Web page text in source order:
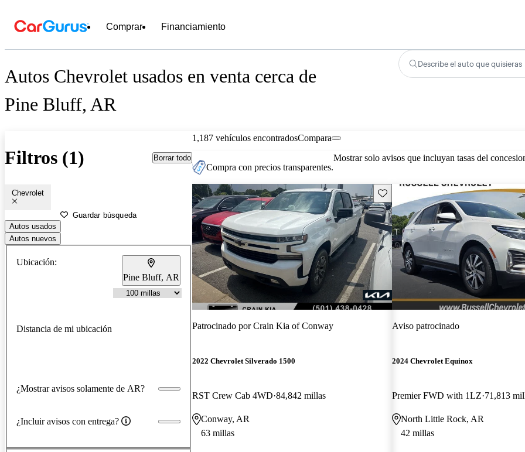
Comprar Financiamiento
Autos Chevrolet usados en venta cerca de
Pine Bluff, AR
Describe el auto que quisieras
Filtros (1) Borrar todo
Chevrolet
Guardar búsqueda
Autos usados
Autos nuevos
Ubicación:
Pine Bluff, AR
Distancia de mi ubicación
¿Mostrar avisos solamente de AR?
¿Incluir avisos con entrega?
1,187 vehículos encontradosCompara
Compra con precios transparentes.
Mostrar solo avisos que incluyan tasas del
Guarda este Aviso
Patrocinado porCrain Kia of Conway
2022 Chevrolet Silverado 1500
RST Crew Cab 4WD 84,842 millas
Conway, AR
63 millas
Aviso patrocinado
2024 Chevrolet Equinox
Premier FWD with 1LZ 71,813
North Little Rock, AR
42 millas